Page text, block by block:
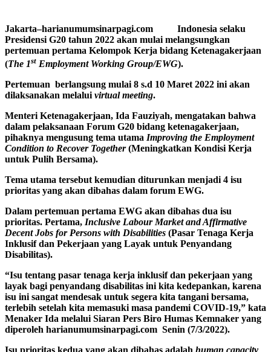
Jakarta–harianumumsinarpagi.com Indonesia selaku
Presidensi G20 tahun 2022 akan mulai melangsungkan
pertemuan pertama Kelompok Kerja bidang Ketenagakerjaan
(The 1st Employment Working Group/EWG).
Pertemuan berlangsung mulai 8 s.d 10 Maret 2022 ini akan
dilaksanakan melalui virtual meeting.
Menteri Ketenagakerjaan, Ida Fauziyah, mengatakan bahwa
dalam pelaksanaan Forum G20 bidang ketenagakerjaan,
pihaknya mengusung tema utama Improving the Employment
Condition to Recover Together(Meningkatkan Kondisi Kerja
untuk Pulih Bersama).
Tema utama tersebut kemudian diturunkan menjadi 4 isu
prioritas yang akan dibahas dalam forum EWG.
Dalam pertemuan pertama EWG akan dibahas dua isu
prioritas. Pertama, Inclusive Labour Market and Affirmative
Decent Jobs for Persons with Disabilities (Pasar Tenaga Kerja
Inklusif dan Pekerjaan yang Layak untuk Penyandang
Disabilitas).
“Isu tentang pasar tenaga kerja inklusif dan pekerjaan yang
layak bagi penyandang disabilitas ini kita kedepankan, karena
isu ini sangat mendesak untuk segera kita tangani bersama,
terlebih setelah kita memasuki masa pandemi COVID-19,” kata
Menaker Ida melalui Siaran Pers Biro Humas Kemnaker yang
diperoleh harianumumsinarpagi.com Senin (7/3/2022).